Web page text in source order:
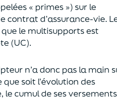
« primes ») sur le
contrat d’assurance-vie.
le multisupports est
(UC).
n’a donc pas la main
soit l’évolution des
le cumul de ses versements